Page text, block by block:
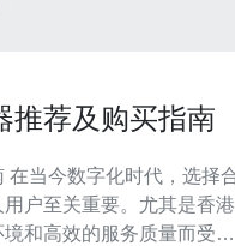
推荐及购买指南
户至关重要。尤其是香港
和高效的服务质量而受到